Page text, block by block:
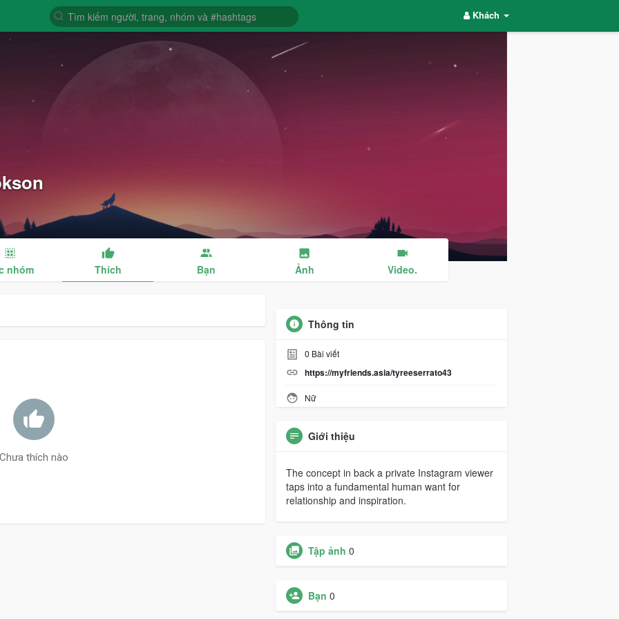
Khách
nhóm Thích Bạn Ảnh Video.
Chưa thích nào
Thông tin
0 Bài viết
https://myfriends.asia/tyreeserrato43
Nữ
Giới thiệu
The concept in back a private Instagram viewer
taps into a fundamental human want for
relationship and inspiration.
Tập ảnh 0
Bạn 0